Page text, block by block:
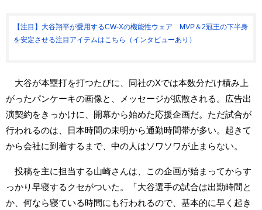
【注目】大谷翔平が愛用するCW-Xの機能性ウェア MVP＆2冠王の下半身
を安定させる注目アイテムはこちら（インタビューあり）
大谷が本塁打を打つたびに、同社のXでは本数分だけ積み上
がったパンケーキの画像と、メッセージが拡散される。広告出
演契約をきっかけに、開幕から始めた応援企画だ。ただ試合が
行われるのは、日本時間の未明から通勤時間帯が多い。起きて
から会社に到着するまで、中の人はソワソワが止まらない。
投稿を主に担当する山崎さんは、この企画が始まってからす
っかり早寝するクセがついた。「大谷選手の試合は出勤時間と
か、何なら寝ている時間にも行われるので、基本的に早く起き